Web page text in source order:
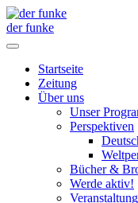
der funke
Startseite
Zeitung
Über uns
Unser
Perspektiven
Bücher &
Werde aktiv!